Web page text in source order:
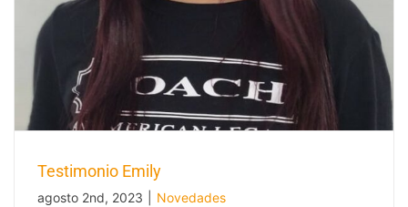
Testimonio Emily
agosto 2nd, 2023 Novedades